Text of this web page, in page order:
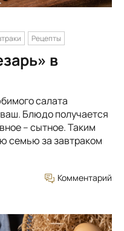
Рецепты
в
салата
Блюдо получается
– сытное. Таким
семью за завтраком
Комментарий